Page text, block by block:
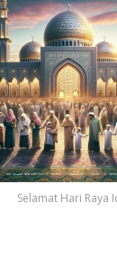
i
R
a
y
a
I
d
u
l
F
i
t
r
Selamat Hari Raya